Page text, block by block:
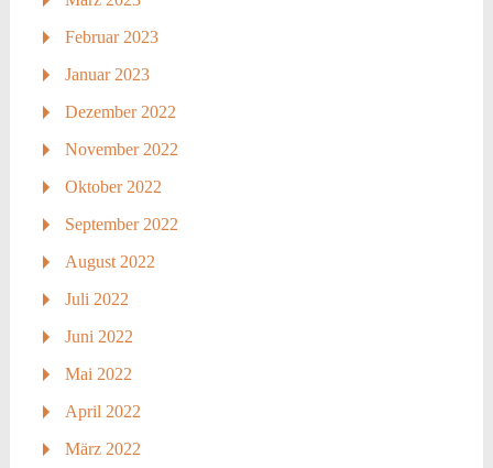
Februar 2023
Januar 2023
Dezember 2022
November 2022
Oktober 2022
September 2022
August 2022
Juli 2022
Juni 2022
Mai 2022
April 2022
März 2022